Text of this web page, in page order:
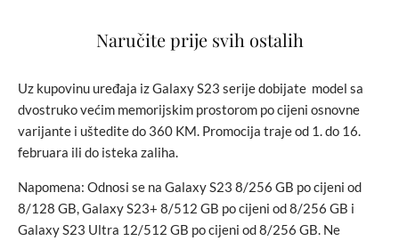
Naručite prije svih ostalih
Uz kupovinu uređaja iz Galaxy S23 serije dobijate model sa
dvostruko većim memorijskim prostorom po cijeni osnovne
varijante i uštedite do 360 KM. Promocija traje od 1. do 16.
februara ili do isteka zaliha.
Napomena: Odnosi se na Galaxy S23 8/256 GB po cijeni od
8/128 GB, Galaxy S23+ 8/512 GB po cijeni od 8/256 GB i
Galaxy S23 Ultra 12/512 GB po cijeni od 8/256 GB. Ne